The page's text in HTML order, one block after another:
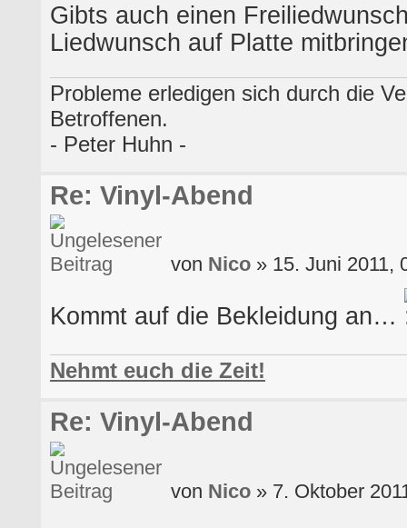
Gibts auch einen
Liedwunsch auf Platte
Probleme erledigen sich durch die
Betroffenen.
- Peter Huhn -
Re: Vinyl-Abend
von Nico » 15. Juni 2011,
Kommt auf die Bekleidung an…
Nehmt euch die Zeit!
Re: Vinyl-Abend
von Nico » 7. Oktober